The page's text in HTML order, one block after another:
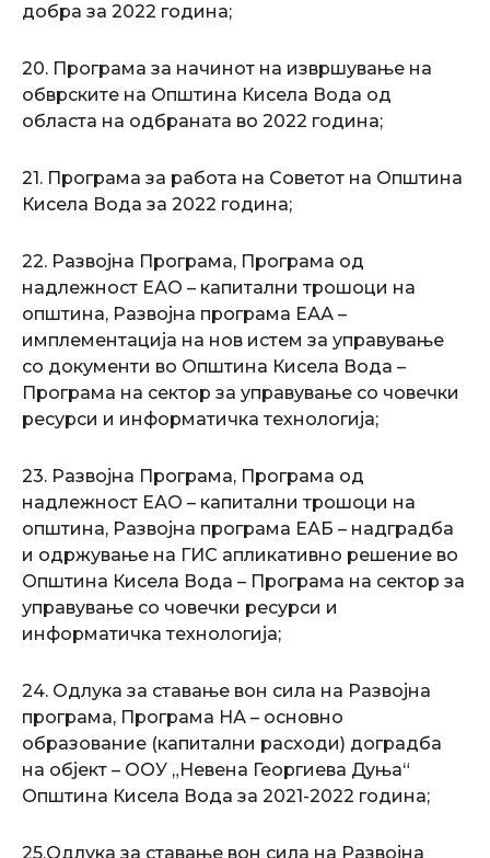
добра за 2022 година;
20. Програма за начинот на извршување на
обврските на Општина Кисела Вода од
областа на одбраната во 2022 година;
21. Програма за работа на Советот на Општина
Кисела Вода за 2022 година;
22. Развојна Програма, Програма од
надлежност ЕАО – капитални трошоци на
општина, Развојна програма ЕАА –
имплементација на нов истем за управување
со документи во Општина Кисела Вода –
Програма на сектор за управување со човечки
ресурси и информатичка технологија;
23. Развојна Програма, Програма од
надлежност ЕАО – капитални трошоци на
општина, Развојна програма ЕАБ – надградба
и одржување на ГИС апликативно решение во
Општина Кисела Вода – Програма на сектор за
управување со човечки ресурси и
информатичка технологија;
24. Одлука за ставање вон сила на Развојна
програма, Програма НА – основно
образование (капитални расходи) доградба
на објект – ООУ „Невена Георгиева Дуња“
Општина Кисела Вода за 2021-2022 година;
25.Одлука за ставање вон сила на Развојна